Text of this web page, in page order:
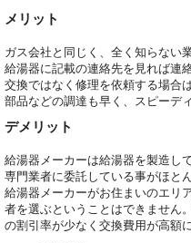
メリット
ガス会社と同じく、全く知らない
給湯器に記載の連絡先を見れば連
交換ではなく修理を依頼する場合
部品などの調達も早く、スピーデ
デメリット
給湯器メーカーは給湯器を製造し
専門業者に委託している事がほと
給湯器メーカーがお住まいのエリ
者を選ぶということはできません
の割引率が少なく交換費用が高額